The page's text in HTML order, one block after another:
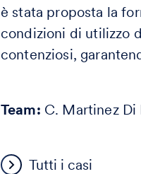
è stata proposta la
condizioni di utilizzo
contenziosi,
Team: C. Martinez Di
Tutti i casi